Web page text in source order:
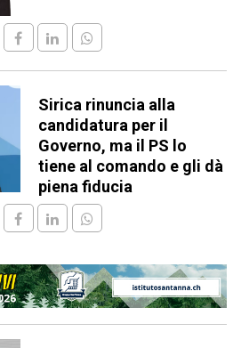
Sirica rinuncia alla
candidatura per il
Governo, ma il PS lo
tiene al comando e gli dà
piena fiducia